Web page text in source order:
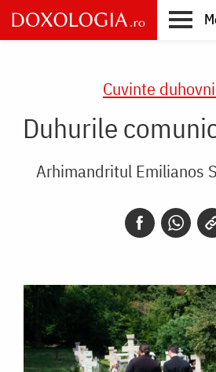
Skip
to
main
Cuvinte
Duhurile
Arhimandritul Emilianos